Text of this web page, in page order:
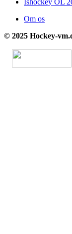
Ishockey OL
Om os
© 2025 Hockey-